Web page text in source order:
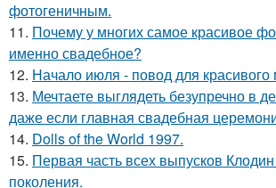
фотогеничным.
11. Почему у многих самое красивое
именно свадебное?
12. Начало июля - повод для красивого
13. Мечтаете выглядеть безупречно в
даже если главная свадебная
14. Dolls of the World 1997.
15. Первая часть всех выпусков
поколения.